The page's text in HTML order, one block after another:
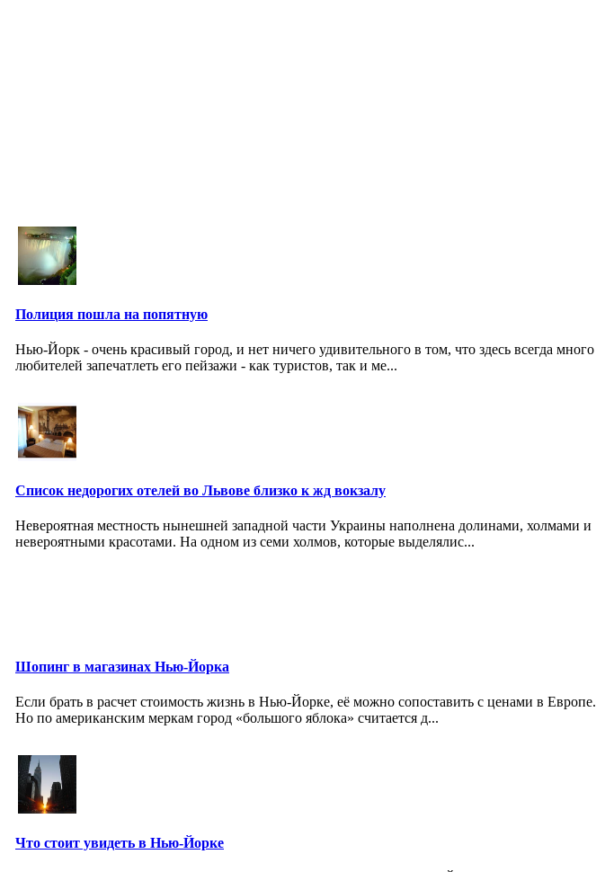
Полиция пошла на попятную
Нью-Йорк - очень красивый город, и нет ничего удивительного в том, что здесь всегда много
любителей запечатлеть его пейзажи - как туристов, так и ме...
Список недорогих отелей во Львове близко к жд вокзалу
Невероятная местность нынешней западной части Украины наполнена долинами, холмами и
невероятными красотами. На одном из семи холмов, которые выделялис...
Шопинг в магазинах Нью-Йорка
Если брать в расчет стоимость жизнь в Нью-Йорке, её можно сопоставить с ценами в Европе.
Но по американским меркам город «большого яблока» считается д...
Что стоит увидеть в Нью-Йорке